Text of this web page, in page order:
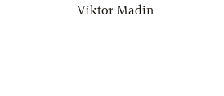
Viktor Madin